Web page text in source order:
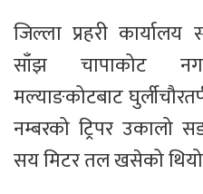
जिल्ला प्रहरी
साँझ चापाकोट
मल्याङकोटबाट
नम्बरको ट्रिपर उकालो
सय मिटर तल खसेको थियो